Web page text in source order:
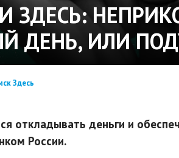
ЗДЕСЬ:
ДЕНЬ, ИЛИ
Здесь
откладывать деньги и
России.